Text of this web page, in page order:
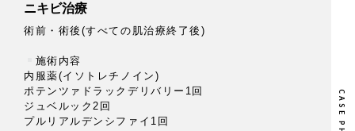
ニキビ治療
術前・術後(すべての肌治療終了後)
施術内容
内服薬(イソトレチノイン)
ポテンツァドラックデリバリー1回
ジュベルック2回
プルリアルデンシファイ1回
施